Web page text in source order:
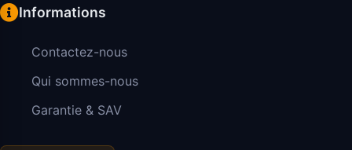
Informations
Contactez-nous
Qui sommes-nous
Garantie & SAV